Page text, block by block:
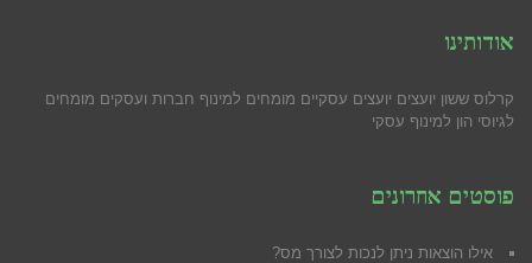
אודותינו
קרלוס ששון יועצים יועצים עסקיים מומחים למינוף חברות ועסקים מומחים
לגיוסי הון למינוף עסקי
פוסטים אחרונים
אילו הוצאות ניתן לנכות לצורך מס?